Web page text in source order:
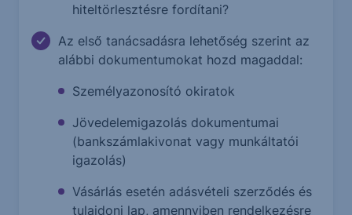
hiteltörlesztésre fordítani?
Az első tanácsadásra lehetőség szerint az
alábbi dokumentumokat hozd magaddal:
Személyazonosító okiratok
Jövedelemigazolás dokumentumai
(bankszámlakivonat vagy munkáltatói
igazolás)
Vásárlás esetén adásvételi szerződés és
tulajdoni lap, amennyiben rendelkezésre